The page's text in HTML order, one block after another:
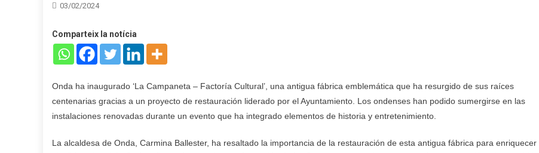
03/02/2024
Comparteix la notícia
Onda ha inaugurado ‘La Campaneta – Factoría Cultural’, una antigua fábrica emblemática que ha resurgido de sus raíces
centenarias gracias a un proyecto de restauración liderado por el Ayuntamiento. Los ondenses han podido sumergirse en las
instalaciones renovadas durante un evento que ha integrado elementos de historia y entretenimiento.
La alcaldesa de Onda, Carmina Ballester, ha resaltado la importancia de la restauración de esta antigua fábrica para enriquecer